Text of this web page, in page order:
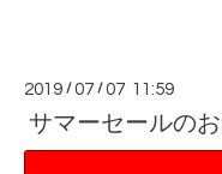
2019 /07 /07 11:59
サマーセールの